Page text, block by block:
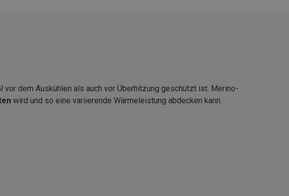
dem Auskühlen als auch vor Überhitzung geschützt ist. Merino-
wird und so eine variierende Wärmeleistung abdecken kann.